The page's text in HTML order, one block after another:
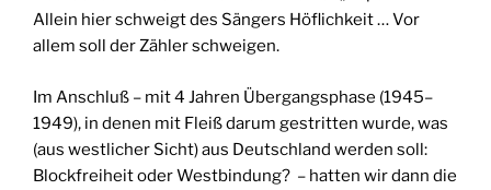
Allein hier schweigt des Sängers Höflichkeit … Vor
allem soll der Zähler schweigen.
Im Anschluß – mit 4 Jahren Übergangsphase (1945–
1949), in denen mit Fleiß darum gestritten wurde, was
(aus westlicher Sicht) aus Deutschland werden soll:
Blockfreiheit oder Westbindung? – hatten wir dann die